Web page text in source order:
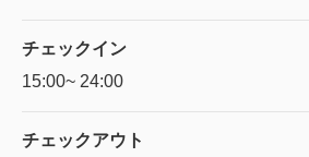
チェックイン
15:00~ 24:00
チェックアウト